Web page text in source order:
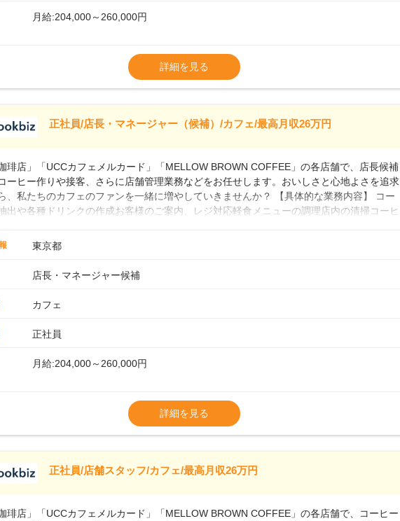
月給:204,000～260,000円
※経験・スキルを考慮の上、決定します。
※別途、残業代および各種手当あり
※試用期間なし
■店長職： ・西日本／月給26万7500円～ ・東日本／月給28万900円～
■年収例・一般職：年収300万円／月給20.4万円＋賞与(年3回)・店長職：年収410
詳細を見る
正社員/店長・マネージャー（候補）/カフェ/最高月収26万円
珈琲店」「UCCカフェメルカード」「MELLOW BROWN COFFEE」の各店舗で、店長候補
ーヒー作りや接客、さらに店舗管理業務などをお任せします。おいしさと心地よさを追求
、私たちのカフェのファンを一緒に増やしていきませんか？ 【具体的な業務内容】 コー
出や各種ドリンクの作成お客様のご案内、レジ対応軽食メニューの調理店内の清掃コーヒ
ッフが丁寧に教えます。スタッフは20代から40代まで幅広い年齢層が活躍しており、チ
る環境です。「カフェの接客は初めて」という方も安心してスタートを♪ ■ゆくゆくは店
していきます。「店舗のマネジメントなんて難しそう…」そんな心配は一切無用♪一つひ
テップアップもあり！長期のキャリア形成をしっかり支援します。
東京都
店長・マネージャー候補
カフェ
正社員
月給:204,000～260,000円
※経験・スキルを考慮の上、決定します。
※別途、残業代および各種手当あり
※試用期間なし
■店長職： ・西日本／月給26万7500円～ ・東日本／月給28万900円～
■年収例・一般職：年収300万円／月給20.4万円＋賞与(年3回)・店長職：年収410
詳細を見る
正社員/店舗スタッフ/カフェ/最高月収26万円
珈琲店」「UCCカフェメルカード」「MELLOW BROWN COFFEE」の各店舗で、コーヒー